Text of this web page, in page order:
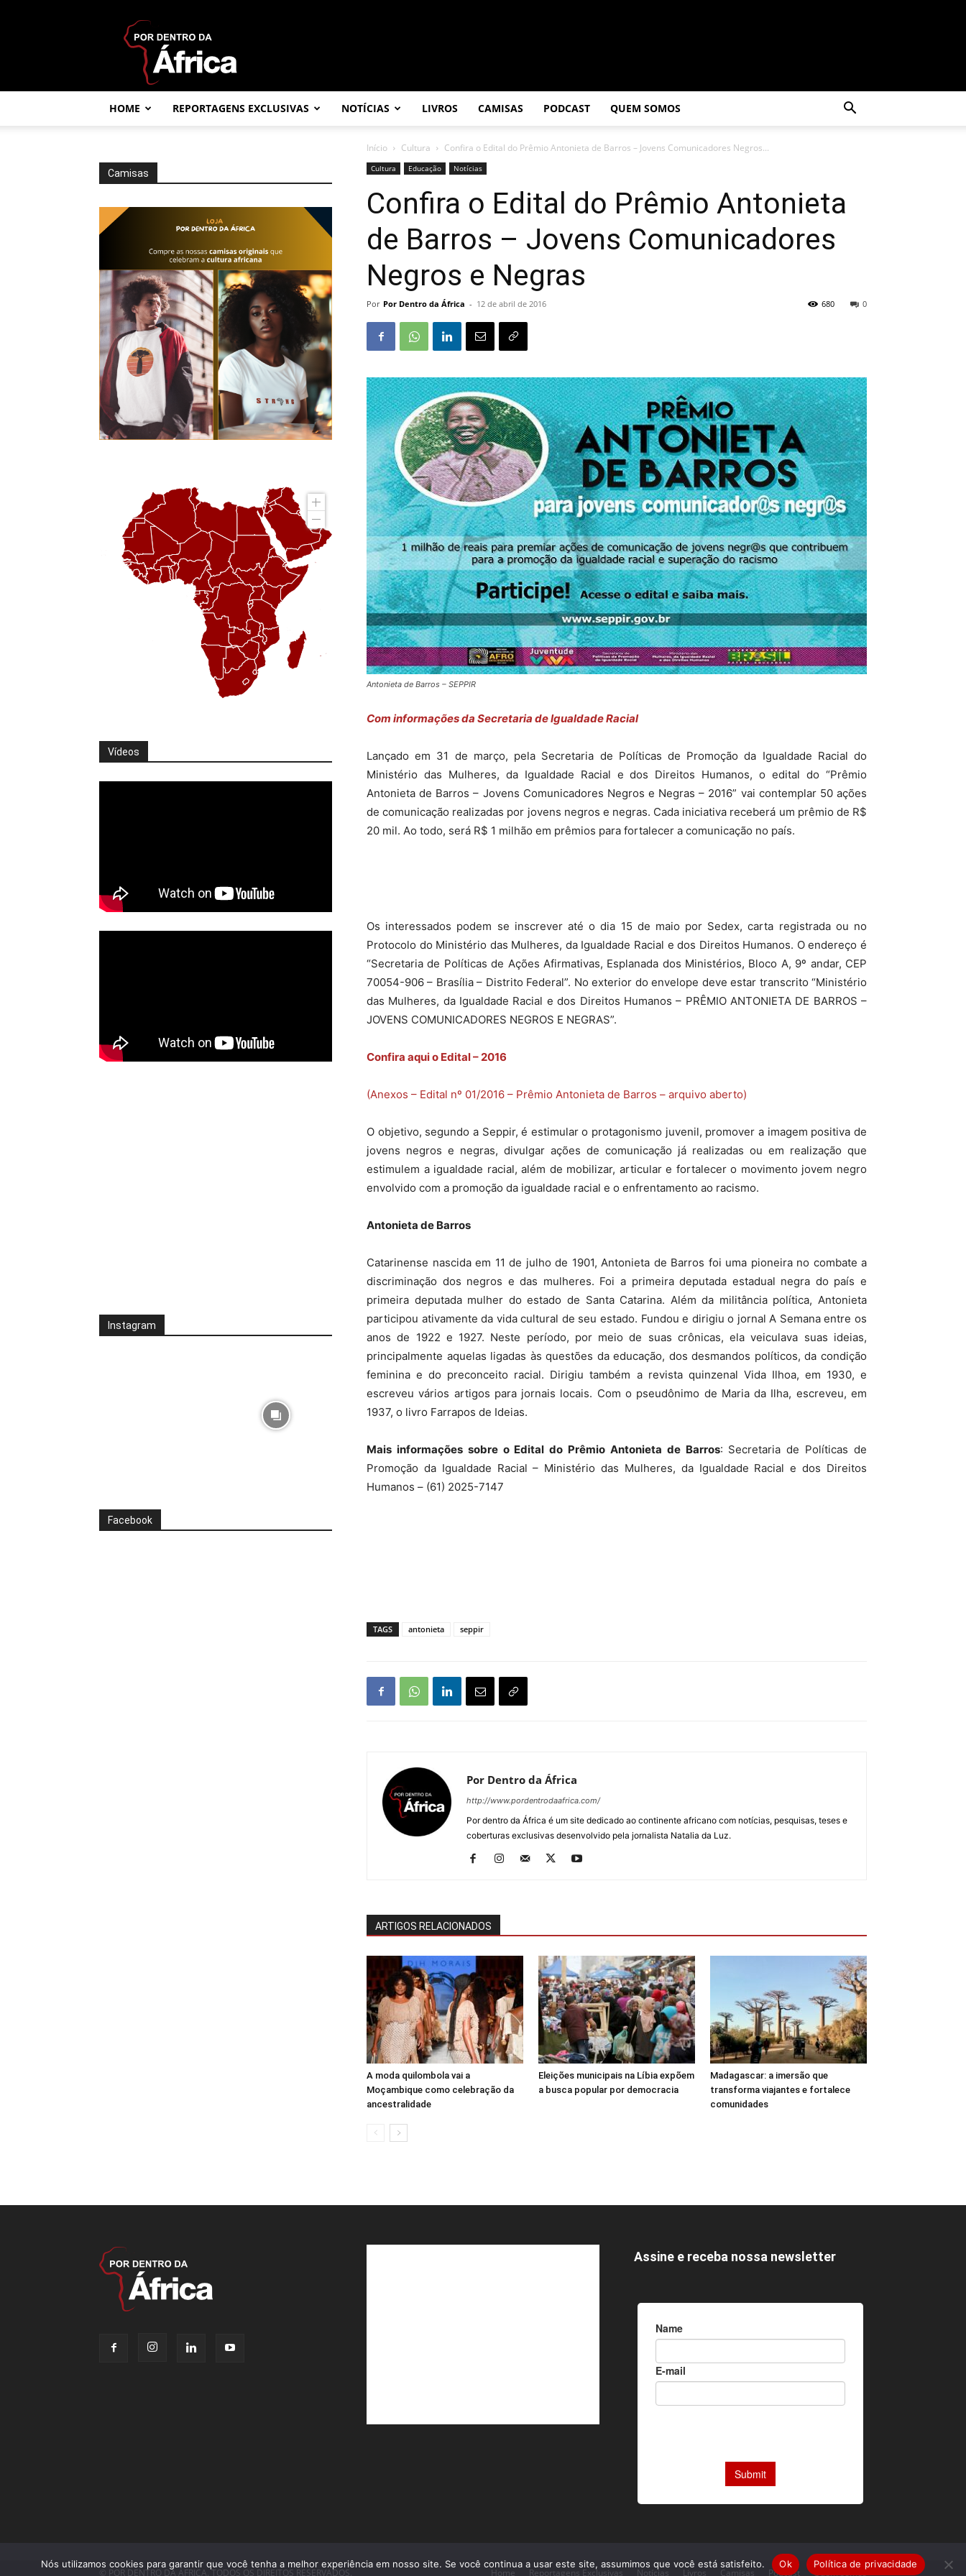
da
África
HOME REPORTAGENS EXCLUSIVAS NOTÍCIAS LIVROS CAMISAS PODCAST QUEM SOMOS
Início Cultura Confira o Edital do Prêmio Antonieta de Barros – Jovens Comunicadores Negros...
Cultura Educação Notícias
Confira o Edital do Prêmio Antonieta
de Barros – Jovens Comunicadores
Negros e Negras
Por Por Dentro da África - 12 de abril de 2016 0
680
Antonieta de Barros – SEPPIR
Com informações da Secretaria de Igualdade Racial
Lançado em 31 de março, pela Secretaria de Políticas de Promoção da Igualdade Racial do
Ministério das Mulheres, da Igualdade Racial e dos Direitos Humanos, o edital do “Prêmio
Antonieta de Barros – Jovens Comunicadores Negros e Negras – 2016” vai contemplar 50 ações
de comunicação realizadas por jovens negros e negras. Cada iniciativa receberá um prêmio de R$
20 mil. Ao todo, será R$ 1 milhão em prêmios para fortalecer a comunicação no país.
Os interessados podem se inscrever até o dia 15 de maio por Sedex, carta registrada ou no
Protocolo do Ministério das Mulheres, da Igualdade Racial e dos Direitos Humanos. O endereço é
“Secretaria de Políticas de Ações Afirmativas, Esplanada dos Ministérios, Bloco A, 9º andar, CEP
70054-906 – Brasília – Distrito Federal”. No exterior do envelope deve estar transcrito “Ministério
das Mulheres, da Igualdade Racial e dos Direitos Humanos – PRÊMIO ANTONIETA DE BARROS –
JOVENS COMUNICADORES NEGROS E NEGRAS”.
Confira aquio Edital–2016
(Anexos – Edital nº 01/2016 – Prêmio Antonieta de Barros – arquivo aberto)
O objetivo, segundo a Seppir, é estimular o protagonismo juvenil, promover a imagem positiva de
jovens negros e negras, divulgar ações de comunicação já realizadas ou em realização que
estimulem a igualdade racial, além de mobilizar, articular e fortalecer o movimento jovem negro
envolvido com a promoção da igualdade racial e o enfrentamento ao racismo.
Antonieta de Barros
Catarinense nascida em 11 de julho de 1901, Antonieta de Barros foi uma pioneira no combate a
discriminação dos negros e das mulheres. Foi a primeira deputada estadual negra do país e
primeira deputada mulher do estado de Santa Catarina. Além da militância política, Antonieta
participou ativamente da vida cultural de seu estado. Fundou e dirigiu o jornal A Semana entre os
anos de 1922 e 1927. Neste período, por meio de suas crônicas, ela veiculava suas ideias,
principalmente aquelas ligadas às questões da educação, dos desmandos políticos, da condição
feminina e do preconceito racial. Dirigiu também a revista quinzenal Vida Ilhoa, em 1930, e
escreveu vários artigos para jornais locais. Com o pseudônimo de Maria da Ilha, escreveu, em
1937, o livro Farrapos de Ideias.
Mais informações sobre o Edital do Prêmio Antonieta de Barros: Secretaria de Políticas de
Promoção da Igualdade Racial – Ministério das Mulheres, da Igualdade Racial e dos Direitos
Humanos – (61) 2025-7147
TAGS antonieta seppir
Por Dentro da África
http://www.pordentrodaafrica.com/
Por dentro da África é um site dedicado ao continente africano com notícias, pesquisas, teses e
coberturas exclusivas desenvolvido pela jornalista Natalia da Luz.
ARTIGOS RELACIONADOS
A moda quilombola vai a
Moçambique como celebração da
ancestralidade
Eleições municipais na Líbia expõem
a busca popular por democracia
Madagascar: a imersão que
transforma viajantes e fortalece
comunidades
Camisas
Vídeos
Instagram
Facebook
Assine e receba nossa newsletter
Home Reportagens Exclusivas Notícias Livros Camisas Podcast Quem somos
© POR DENTRO DA ÁFRICA. TODOS OS DIREITOS RESERVADOS.
Nós utilizamos cookies para garantir que você tenha a melhor experiência em nosso site. Se você continua a usar este site, assumimos que você está satisfeito. Ok Política de privacidade